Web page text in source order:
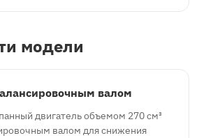
модели
валом
двигатель объемом 270 см³
валом для снижения